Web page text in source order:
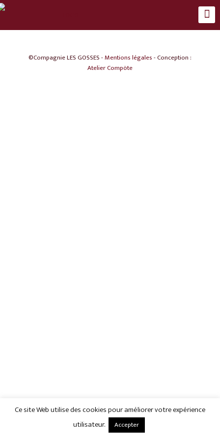
©Compagnie LES GOSSES -Mentions légales- Conception :
Atelier Compöte
Ce site Web utilise des cookies pour améliorer votre expérience
utilisateur.
Accepter